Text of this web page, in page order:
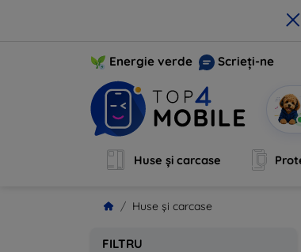
×
Energie verde Scrieți-ne
Huse și carcase
Huse și carcase
FILTRU